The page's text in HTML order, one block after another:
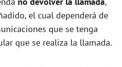
el cual dependerá de
que se tenga
que se realiza la llamada.